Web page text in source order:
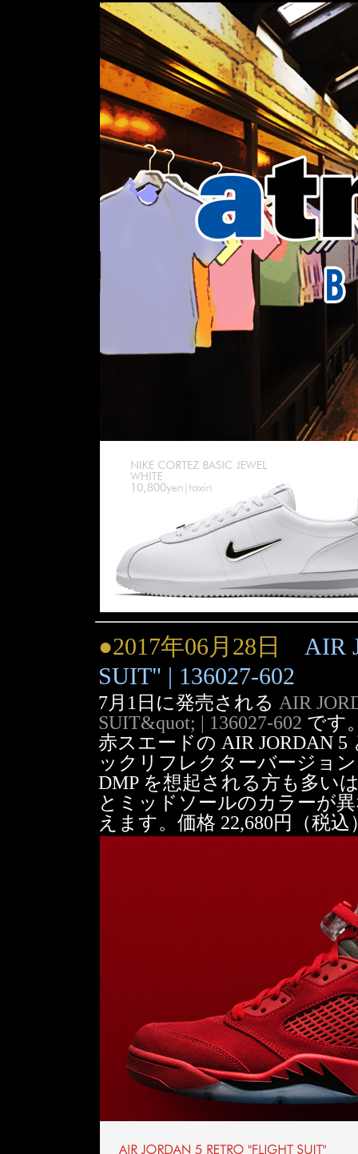
●2017年06月28日
AIR
SUIT" | 136027-602
7月1日に発売される AIR
SUIT&quot; | 136027-602 です
赤スエードの AIR JORDAN
ックリフレクターバージョ
DMP を想起される方も多い
とミッドソールのカラーが
えます。価格 22,680円（税込